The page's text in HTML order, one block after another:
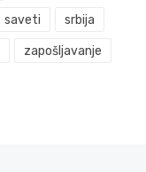
saveti srbija
zapošljavanje